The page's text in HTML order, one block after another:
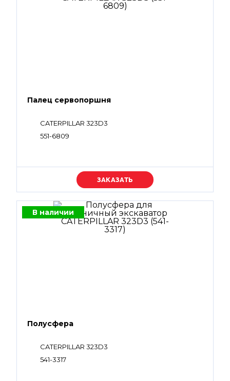
Палец сервопоршня
CATERPILLAR 323D3
551-6809
Уточняйте цену
В наличии
Полусфера
CATERPILLAR 323D3
541-3317